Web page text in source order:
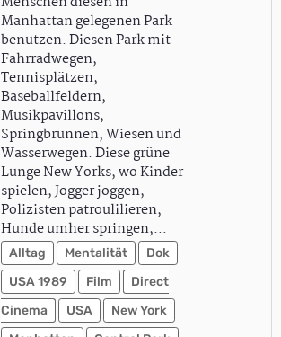
Manhattan gelegenen Park
benutzen. Diesen Park mit
Fahrradwegen,
Tennisplätzen,
Baseballfeldern,
Musikpavillons,
Springbrunnen, Wiesen und
Wasserwegen. Diese grüne
Lunge New Yorks, wo Kinder
spielen, Jogger joggen,
Polizisten patroulilieren,
Hunde umher springen,…
Alltag Mentalität
Dok
USA 1989
Film
Direct
Cinema
USA
New York